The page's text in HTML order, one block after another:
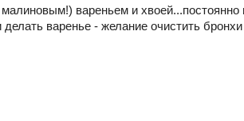
вареньем и хвоей...постоянно
варенье - желание очистить